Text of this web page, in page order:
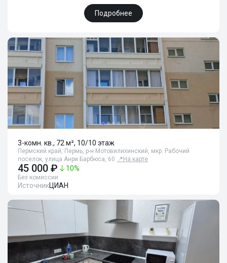
Подробнее
3-комн. кв., 72 м², 10/10 этаж
Пермский край, Пермь, р-н Мотовилихинский, мкр. Рабочий
поселок, улица Анри Барбюса, 60 📍 На карте
45 000 ₽ 10%
Без комиссии
ИсточникЦИАН